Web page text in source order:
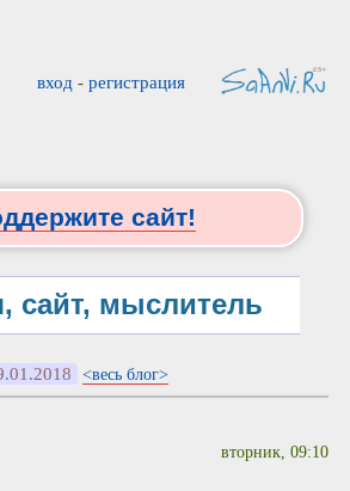
вход - регистрация
сайт!
сайт, мыслитель
<весь блог>
вторник, 09:10